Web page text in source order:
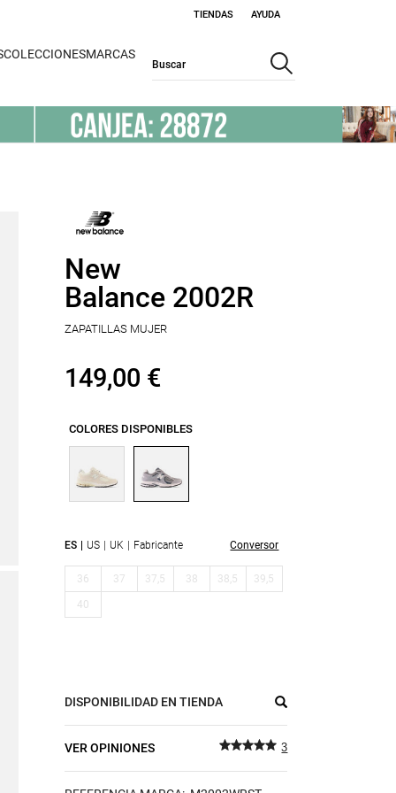
TIENDAS AYUDA
COLECCIONESMARCAS
New
Balance 2002R
ZAPATILLAS MUJER
149,00 €
COLORES DISPONIBLES
ES US UK Fabricante Conversor
36 37 37,5 38 38,5 39,5
40
DISPONIBILIDAD EN TIENDA
VER OPINIONES 3